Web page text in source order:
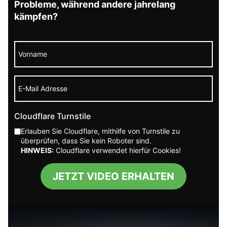
die die manipulativen „Spiele“ des Narzissten
nicht mitmacht. Nur so kann der Narzisst lernen,
und Veränderungen zuzulassen.
Ob diese Hilfe in einer Freundschaft oder einer
professionellen Therapie erfolgt, spielt keine
große Rolle. Allerdings ist es in einer Freundschaft
nahezu unmöglich, einem Narzissten nachhaltig
zu helfen, da dies oft extrem schwierig und
belastend ist.
Wie lassen sich die seelischen
Verletzungen durch narzisstischen
Probleme, während andere jahrelang
kämpfen?
Cloudflare Turnstile
Erlauben Sie Cloudflare, mithilfe von Turnstile zu
überprüfen, dass Sie kein Roboter sind.
HINWEIS: Cloudflare verwendet hierfür Cookies!
JETZT VIDEO ERHALTEN